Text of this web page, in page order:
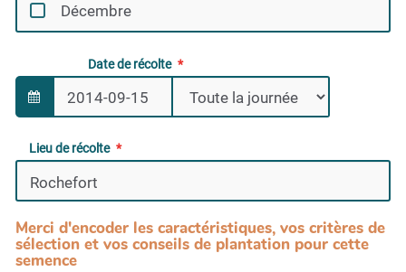
Décembre
Date de récolte
Lieu de récolte
Merci d'encoder les caractéristiques, vos critères de
sélection et vos conseils de plantation pour cette
semence